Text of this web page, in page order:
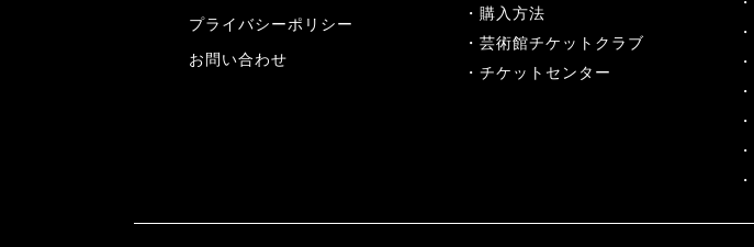
プライバシーポリシー
お問い合わせ
購入方法
芸術館チケットクラブ
チケットセンター